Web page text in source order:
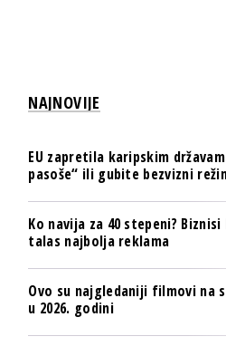
NAJNOVIJE
EU zapretila karipskim
pasoše“ ili gubite bezvizni
Ko navija za 40 stepeni?
talas najbolja reklama
Ovo su najgledaniji filmovi na
u 2026. godini